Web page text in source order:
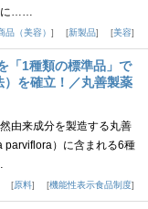
に……
品（美容） 新製品 美容
「1種類の標準品」で
）を確立！／丸善製薬
由来成分を製造する丸善
parviflora）に含まれる6種
原料 機能性表示食品制度